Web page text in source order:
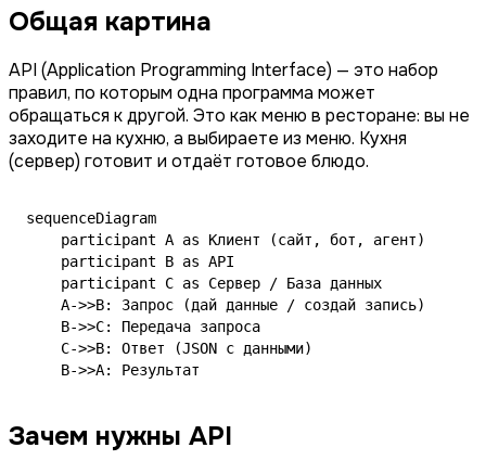
Общая картина
API (Application Programming Interface) — это набор
правил, по которым одна программа может
обращаться к другой. Это как меню в ресторане: вы не
заходите на кухню, а выбираете из меню. Кухня
(сервер) готовит и отдаёт готовое блюдо.
sequenceDiagram
    participant A as Клиент (сайт, бот, агент)
    participant B as API
    participant C as Сервер / База данных
    A->>B: Запрос (дай данные / создай запись)
    B->>C: Передача запроса
    C->>B: Ответ (JSON с данными)
    B->>A: Результат
Зачем нужны API